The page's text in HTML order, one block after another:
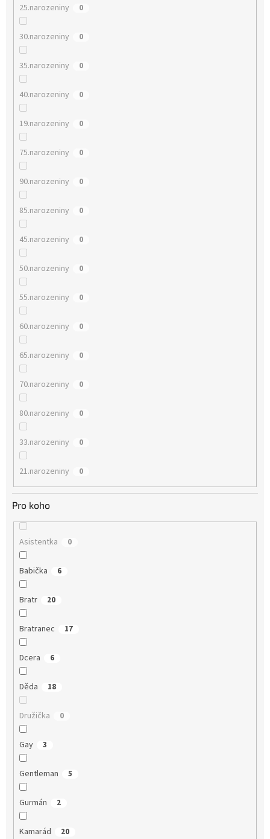
25.narozeniny 0
30.narozeniny 0
35.narozeniny 0
40.narozeniny 0
19.narozeniny 0
75.narozeniny 0
90.narozeniny 0
85.narozeniny 0
45.narozeniny 0
50.narozeniny 0
55.narozeniny 0
60.narozeniny 0
65.narozeniny 0
70.narozeniny 0
80.narozeniny 0
33.narozeniny 0
21.narozeniny 0
Pro koho
Asistentka 0
Babička 6
Bratr 20
Bratranec 17
Dcera 6
Děda 18
Družička 0
Gay 3
Gentleman 5
Gurmán 2
Kamarád 20